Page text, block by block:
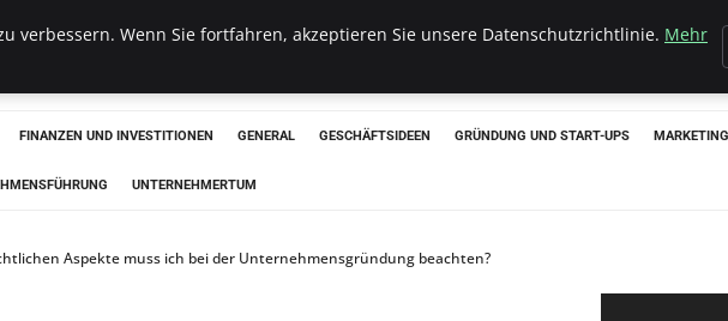
FINANZEN UND INVESTITIONEN GENERAL GESCHÄFTSIDEEN GRÜNDUNG UND START-UPS
UNTERNEHMERTUM
Aspekte muss ich bei der Unternehmensgründung beachten?
verbessern. Wenn Sie fortfahren, akzeptieren Sie unsere Datenschutzrichtlinie. Mehr